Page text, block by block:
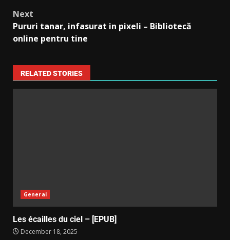
Next
Pururi tanar, infasurat in pixeli – Bibliotecă
online pentru tine
RELATED STORIES
General
Les écailles du ciel – [EPUB]
December 18, 2025